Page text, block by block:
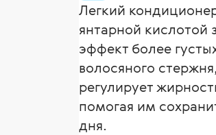
Легкий
янтарной кислотой
эффект более
волосяного
регулирует
помогая им
дня.